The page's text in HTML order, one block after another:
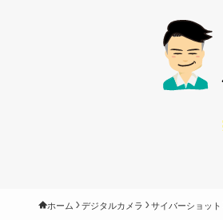
ホーム デジタルカメラ サイバーショット